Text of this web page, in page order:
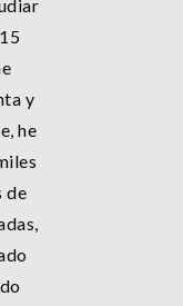
y
he
de